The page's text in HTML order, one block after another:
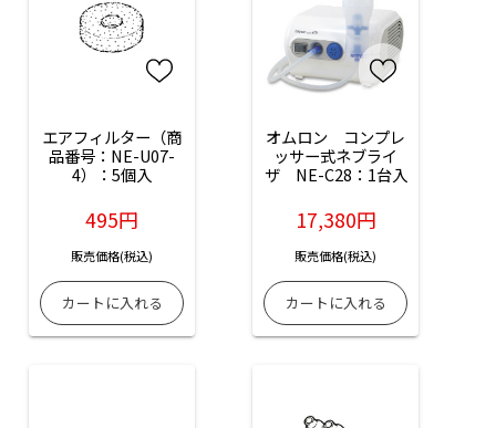
エアフィルター（商
品番号：NE-U07-
4）：5個入
495円
販売価格(税込)
オムロン　コンプレ
ッサー式ネブライ
ザ　NE-C28：1台入
17,380円
販売価格(税込)